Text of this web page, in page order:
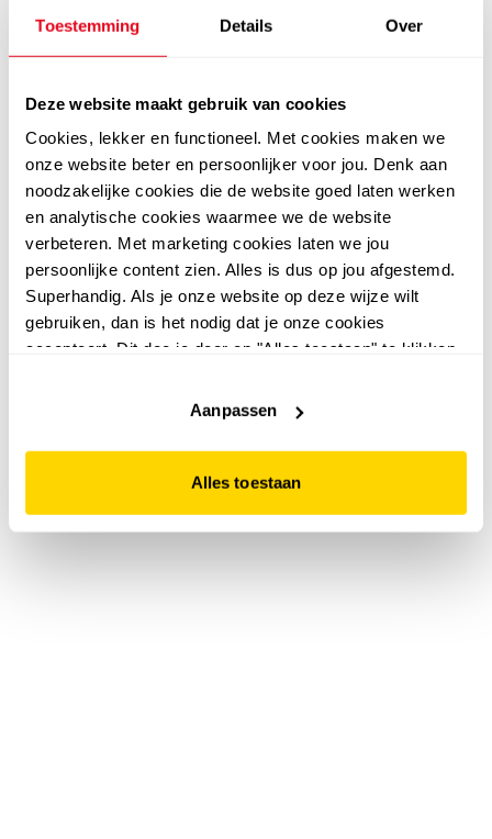
Toestemming Details Over
Deze website maakt gebruik van cookies
Cookies, lekker en functioneel. Met cookies maken we
onze website beter en persoonlijker voor jou. Denk aan
noodzakelijke cookies die de website goed laten werken
en analytische cookies waarmee we de website
verbeteren. Met marketing cookies laten we jou
persoonlijke content zien. Alles is dus op jou afgestemd.
Superhandig. Als je onze website op deze wijze wilt
gebruiken, dan is het nodig dat je onze cookies
accepteert. Dit doe je door op "Alles toestaan" te klikken.
website niet optimaal functioneert.
Aanpassen
Alles toestaan